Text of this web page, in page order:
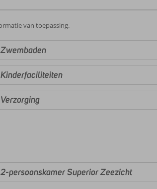
van toepassing.
Zwembaden
Kinderfaciliteiten
Verzorging
2-persoonskamer Superior Zeezicht